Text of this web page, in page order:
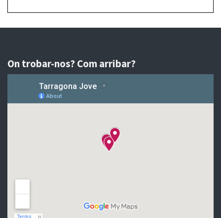
On trobar-nos? Com arribar?